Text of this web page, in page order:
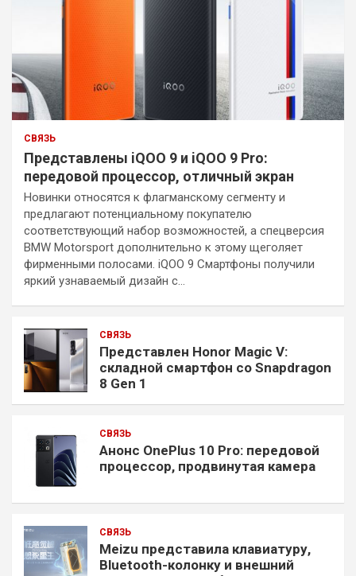
СВЯЗЬ
Представлены iQOO 9 и iQOO 9 Pro:
передовой процессор, отличный экран
Новинки относятся к флагманскому сегменту и
предлагают потенциальному покупателю
соответствующий набор возможностей, а спецверсия
BMW Motorsport дополнительно к этому щеголяет
фирменными полосами. iQOO 9 Смартфоны получили
яркий узнаваемый дизайн с…
СВЯЗЬ
Представлен Honor Magic V:
складной смартфон со Snapdragon
8 Gen 1
СВЯЗЬ
Анонс OnePlus 10 Pro: передовой
процессор, продвинутая камера
СВЯЗЬ
Meizu представила клавиатуру,
Bluetooth-колонку и внешний